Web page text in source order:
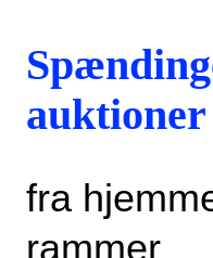
auktioner
fra
rammer